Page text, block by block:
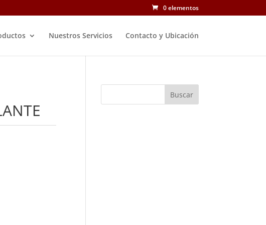
0 elementos
Nuestros Servicios Contacto y Ubicación